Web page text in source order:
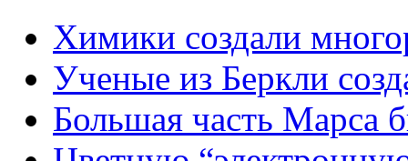
Химики создали
Ученые из Беркли
Большая часть Марса